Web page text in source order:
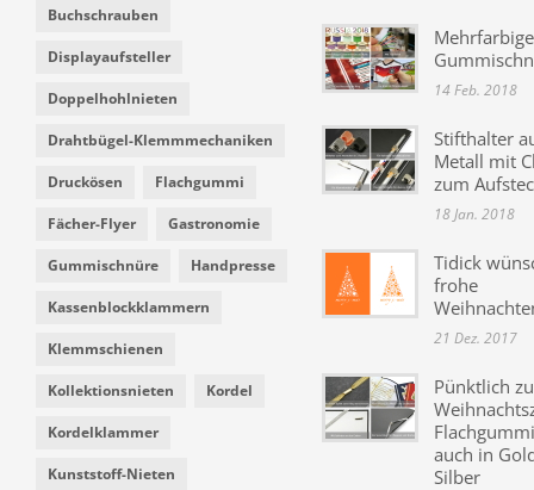
Buchschrauben
Displayaufsteller
Doppelhohlnieten
Drahtbügel-Klemmmechaniken
Druckösen Flachgummi
Fächer-Flyer Gastronomie
Gummischnüre Handpresse
Kassenblockklammern
Klemmschienen
Kollektionsnieten Kordel
Kordelklammer
Kunststoff-Nieten
Mehrfarbige
14 Feb. 2018
Stifthalter
Metall mit
zum
18 Jan. 2018
Tidick
frohe
21 Dez. 2017
Pünktlich
auch in
Silber